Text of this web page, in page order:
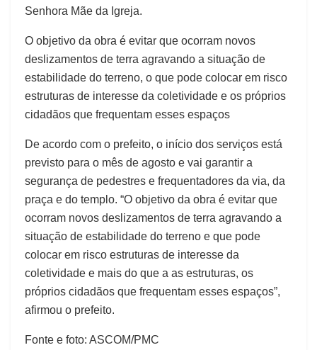
Senhora Mãe da Igreja.
O objetivo da obra é evitar que ocorram novos
deslizamentos de terra agravando a situação de
estabilidade do terreno, o que pode colocar em risco
estruturas de interesse da coletividade e os próprios
cidadãos que frequentam esses espaços
De acordo com o prefeito, o início dos serviços está
previsto para o mês de agosto e vai garantir a
segurança de pedestres e frequentadores da via, da
praça e do templo. “O objetivo da obra é evitar que
ocorram novos deslizamentos de terra agravando a
situação de estabilidade do terreno e que pode
colocar em risco estruturas de interesse da
coletividade e mais do que a as estruturas, os
próprios cidadãos que frequentam esses espaços”,
afirmou o prefeito.
Fonte e foto: ASCOM/PMC